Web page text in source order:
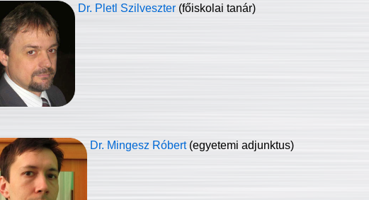
Dr. Pletl Szilveszter (főiskolai tanár)
Dr. Mingesz Róbert (egyetemi adjunktus)